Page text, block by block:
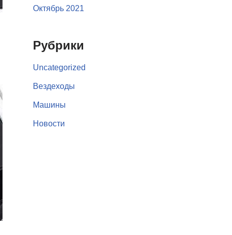
Октябрь 2021
Рубрики
Uncategorized
Вездеходы
Машины
Новости